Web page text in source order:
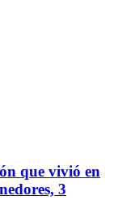
que vivió en
3